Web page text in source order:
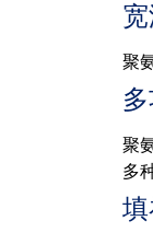
聚
聚
多